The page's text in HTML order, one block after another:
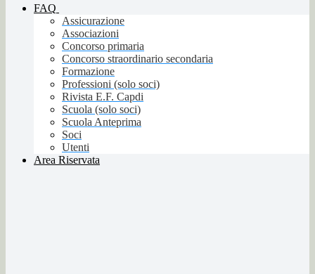
FAQ
Assicurazione
Associazioni
Concorso primaria
Concorso straordinario secondaria
Formazione
Professioni (solo soci)
Rivista E.F. Capdi
Scuola (solo soci)
Scuola Anteprima
Soci
Utenti
Area Riservata